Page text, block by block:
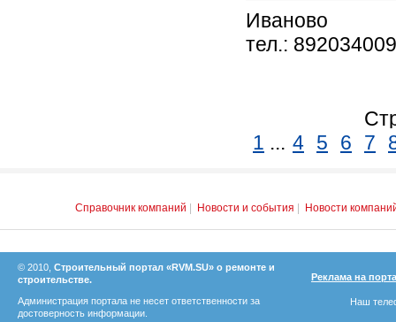
Иваново
тел.:
1 ... 4 5 6 7
Справочник компаний Новости и события Новости
© 2010, Строительный портал «RVM.SU» о ремонте и
строительстве.
Администрация портала не несет ответственности за
достоверность информации.
Реклама на
Наш